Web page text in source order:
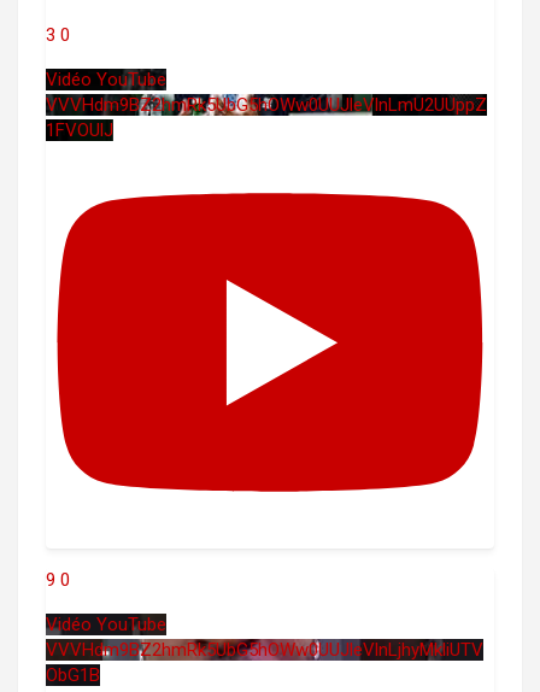
3 0
Vidéo YouTube
VVVHdm9BZ2hmRk5UbG5hOWw0UUJleVlnLmU2UUppZ
1FVOUlJ
9 0
Vidéo YouTube
VVVHdm9BZ2hmRk5UbG5hOWw0UUJleVlnLjhyMkliUTV
ObG1B